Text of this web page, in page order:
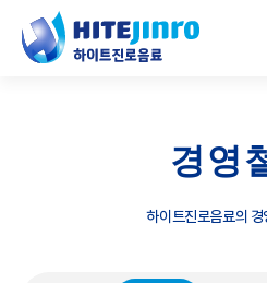
경영
하이트진로음료의 경